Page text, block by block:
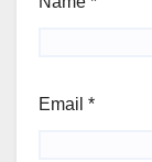
Email *